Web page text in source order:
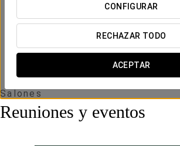
CONFIGURAR
RECHAZAR TODO
ACEPTAR
Salones
Reuniones y eventos